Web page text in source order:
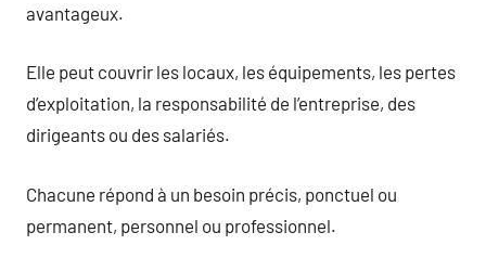
avantageux.
Elle peut couvrir les locaux, les équipements, les pertes
d’exploitation, la responsabilité de l’entreprise, des
dirigeants ou des salariés.
Chacune répond à un besoin précis, ponctuel ou
permanent, personnel ou professionnel.